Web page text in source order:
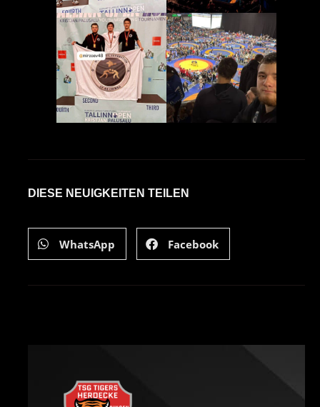
DIESE NEUIGKEITEN TEILEN
WhatsApp Facebook